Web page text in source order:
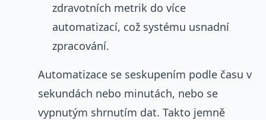
zdravotních metrik do více
automatizací, což systému usnadní
zpracování.
Automatizace se seskupením podle času v
sekundách nebo minutách, nebo se
vypnutým shrnutím dat. Takto jemně